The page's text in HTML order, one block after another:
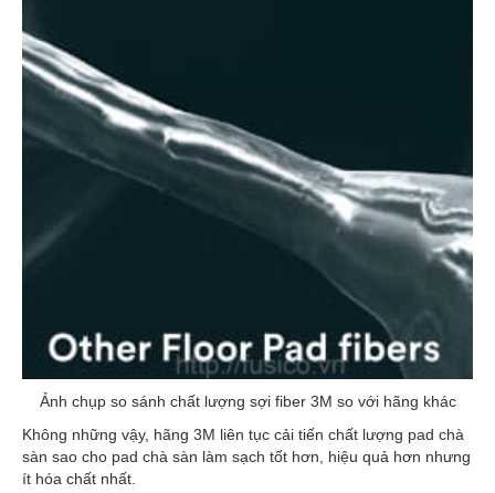
Ảnh chụp so sánh chất lượng sợi fiber 3M so với hãng khác
Không những vậy, hãng 3M liên tục cải tiến chất lượng pad chà
sàn sao cho pad chà sàn làm sạch tốt hơn, hiệu quả hơn nhưng
ít hóa chất nhất.